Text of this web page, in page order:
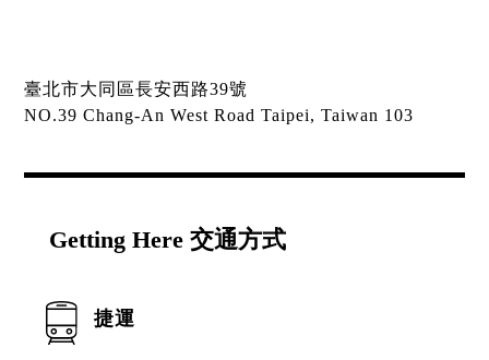
臺北市大同區長安西路39號
NO.39 Chang-An West Road Taipei, Taiwan 103
Getting Here 交通方式
捷運